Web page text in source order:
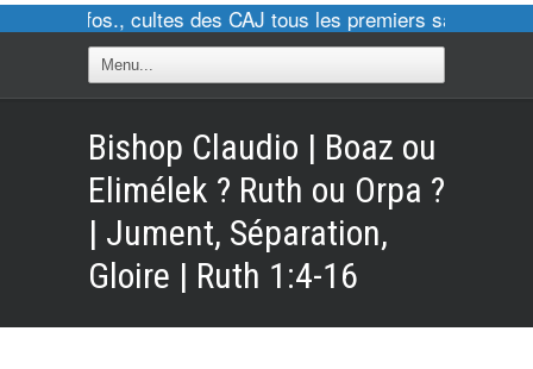
Pour infos., cultes des CAJ tous les premiers samedis
Bishop Claudio | Boaz ou
Elimélek ? Ruth ou Orpa ?
| Jument, Séparation,
Gloire | Ruth 1:4-16